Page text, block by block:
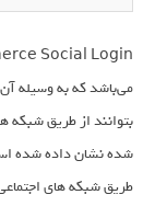
می‌باشد که به وسیله
بتوانند از طریق شبکه
طریق شبکه های